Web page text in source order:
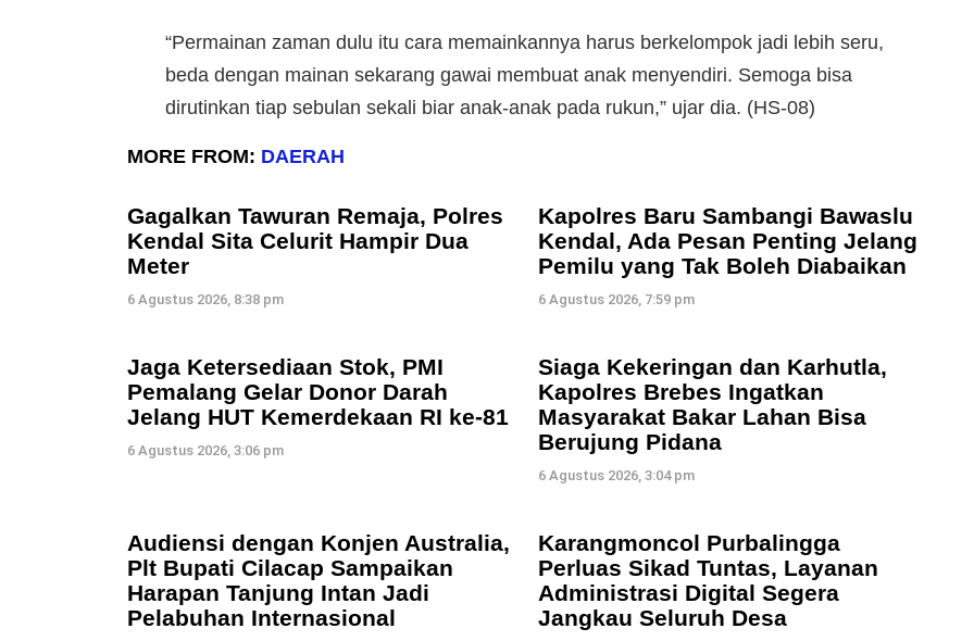
“Permainan zaman dulu itu cara memainkannya harus berkelompok jadi lebih seru,
beda dengan mainan sekarang gawai membuat anak menyendiri. Semoga bisa
dirutinkan tiap sebulan sekali biar anak-anak pada rukun,” ujar dia. (HS-08)
MORE FROM: DAERAH
Gagalkan Tawuran Remaja, Polres
Kendal Sita Celurit Hampir Dua
Meter
6 Agustus 2026, 8:38 pm
Kapolres Baru Sambangi Bawaslu
Kendal, Ada Pesan Penting Jelang
Pemilu yang Tak Boleh Diabaikan
6 Agustus 2026, 7:59 pm
Jaga Ketersediaan Stok, PMI
Pemalang Gelar Donor Darah
Jelang HUT Kemerdekaan RI ke-81
6 Agustus 2026, 3:06 pm
Siaga Kekeringan dan Karhutla,
Kapolres Brebes Ingatkan
Masyarakat Bakar Lahan Bisa
Berujung Pidana
6 Agustus 2026, 3:04 pm
Audiensi dengan Konjen Australia,
Plt Bupati Cilacap Sampaikan
Harapan Tanjung Intan Jadi
Pelabuhan Internasional
Karangmoncol Purbalingga
Perluas Sikad Tuntas, Layanan
Administrasi Digital Segera
Jangkau Seluruh Desa